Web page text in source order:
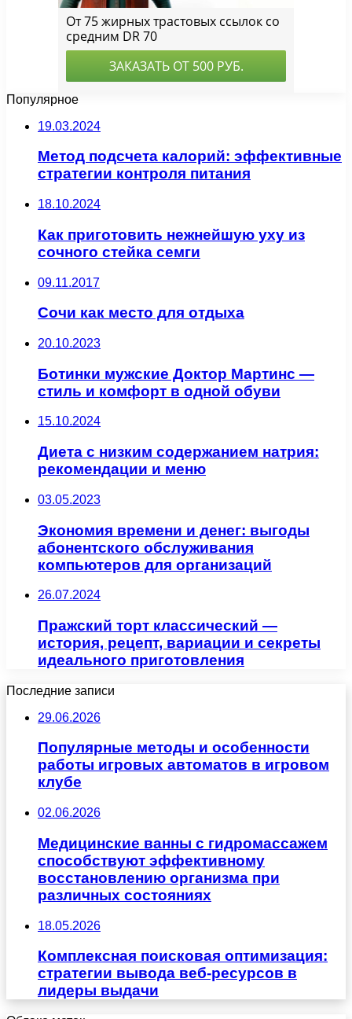
Популярное
19.03.2024
Метод подсчета калорий: эффективные
стратегии контроля питания
18.10.2024
Как приготовить нежнейшую уху из
сочного стейка семги
09.11.2017
Сочи как место для отдыха
20.10.2023
Ботинки мужские Доктор Мартинс —
стиль и комфорт в одной обуви
15.10.2024
Диета с низким содержанием натрия:
рекомендации и меню
03.05.2023
Экономия времени и денег: выгоды
абонентского обслуживания
компьютеров для организаций
26.07.2024
Пражский торт классический —
история, рецепт, вариации и секреты
идеального приготовления
Последние записи
29.06.2026
Популярные методы и особенности
работы игровых автоматов в игровом
клубе
02.06.2026
Медицинские ванны с гидромассажем
способствуют эффективному
восстановлению организма при
различных состояниях
18.05.2026
Комплексная поисковая оптимизация:
стратегии вывода веб-ресурсов в
лидеры выдачи